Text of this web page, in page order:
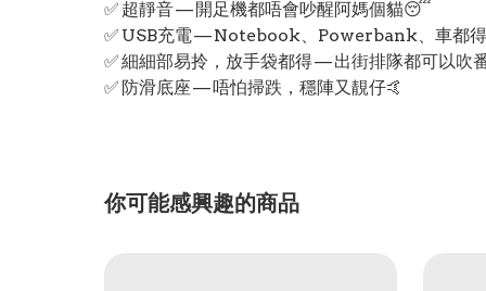
✅ 超靜音 — 開足機都唔會吵醒阿媽個貓😴
✅ USB充電 — Notebook、Powerbank、車都得
✅ 細細部易拎，放手袋都得 — 出街排隊都可以吹番
✅ 防滑底座 — 唔怕掃跌，穩陣又靚仔🤙
你可能感興趣的商品